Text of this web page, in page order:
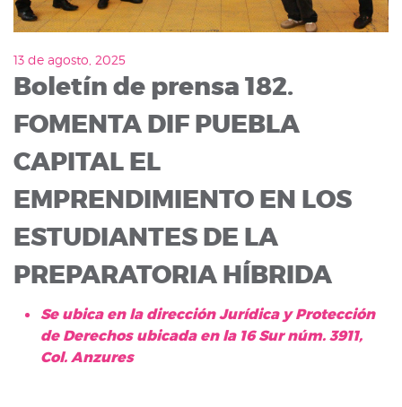
13 de agosto, 2025
Boletín de prensa 182.
FOMENTA DIF PUEBLA
CAPITAL EL
EMPRENDIMIENTO EN LOS
ESTUDIANTES DE LA
PREPARATORIA HÍBRIDA
Se ubica en la dirección Jurídica y Protección
de Derechos ubicada en la 16 Sur núm. 3911,
Col. Anzures